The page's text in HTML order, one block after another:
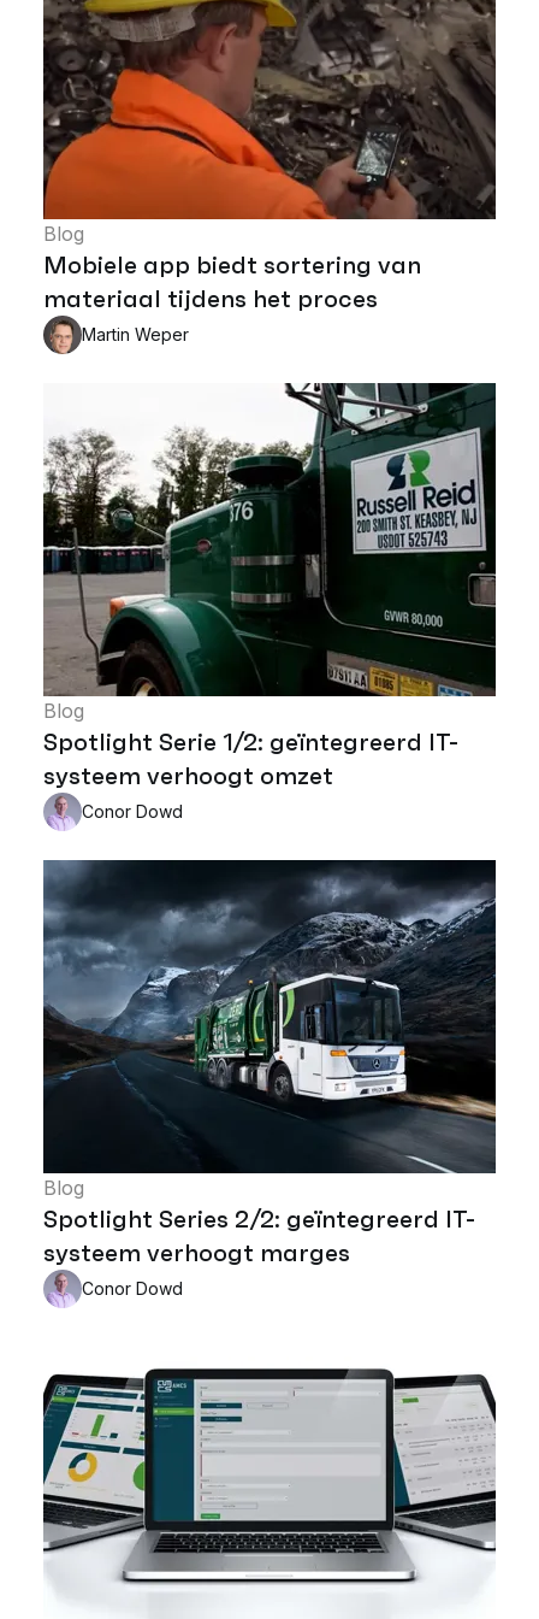
Blog
Mobiele app biedt sortering van
materiaal tijdens het proces
Martin Weper
Blog
Spotlight Serie 1/2: geïntegreerd IT-
systeem verhoogt omzet
Conor Dowd
Blog
Spotlight Series 2/2: geïntegreerd IT-
systeem verhoogt marges
Conor Dowd